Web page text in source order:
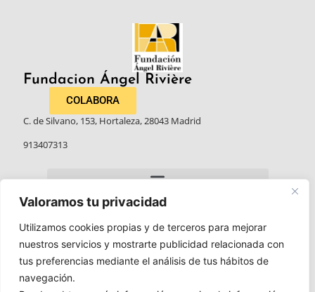
Valoramos tu privacidad
Utilizamos cookies propias y de terceros para mejorar
nuestros servicios y mostrarte publicidad relacionada con
tus preferencias mediante el análisis de tus hábitos de
navegación.
Fundacion Ángel Rivière​
COLABORA
C. de Silvano, 153, Hortaleza, 28043 Madrid
913407313